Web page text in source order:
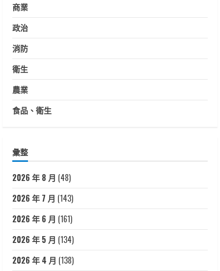
商業
政治
消防
衛生
農業
食品、衛生
彙整
2026 年 8 月 (48)
2026 年 7 月 (143)
2026 年 6 月 (161)
2026 年 5 月 (134)
2026 年 4 月 (138)